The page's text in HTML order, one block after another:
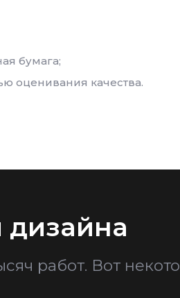
бумага;
оценивания качества.
работ. Вот